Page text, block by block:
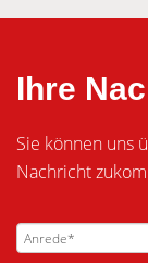
Ihre
Sie können uns
Nachricht